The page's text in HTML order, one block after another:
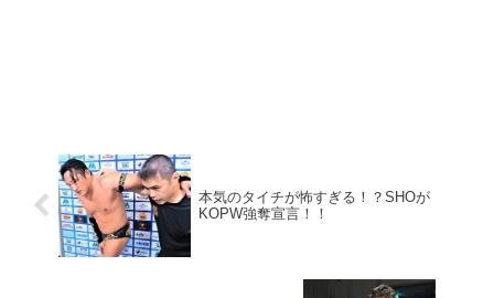
本気のタイチが怖すぎる！？SHOが
KOPW強奪宣言！！